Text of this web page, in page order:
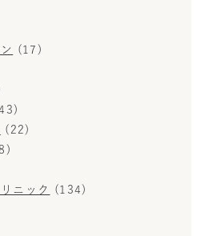
ホワイトニング
(17)
(22)
ニック
(134)